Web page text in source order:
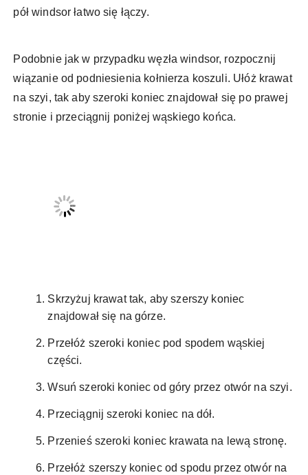
pół windsor łatwo się łączy.
Podobnie jak w przypadku węzła windsor, rozpocznij
wiązanie od podniesienia kołnierza koszuli. Ułóż krawat
na szyi, tak aby szeroki koniec znajdował się po prawej
stronie i przeciągnij poniżej wąskiego końca.
Skrzyżuj krawat tak, aby szerszy koniec
znajdował się na górze.
Przełóż szeroki koniec pod spodem wąskiej
części.
Wsuń szeroki koniec od góry przez otwór na szyi.
Przeciągnij szeroki koniec na dół.
Przenieś szeroki koniec krawata na lewą stronę.
Przełóż szerszy koniec od spodu przez otwór na